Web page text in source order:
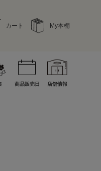
カート My本棚
商品販売日 店舗情報